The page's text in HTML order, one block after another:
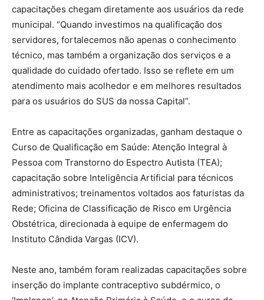
capacitações chegam diretamente aos usuários da rede
municipal. “Quando investimos na qualificação dos
servidores, fortalecemos não apenas o conhecimento
técnico, mas também a organização dos serviços e a
qualidade do cuidado ofertado. Isso se reflete em um
atendimento mais acolhedor e em melhores resultados
para os usuários do SUS da nossa Capital”.
Entre as capacitações organizadas, ganham destaque o
Curso de Qualificação em Saúde: Atenção Integral à
Pessoa com Transtorno do Espectro Autista (TEA);
capacitação sobre Inteligência Artificial para técnicos
administrativos; treinamentos voltados aos faturistas da
Rede; Oficina de Classificação de Risco em Urgência
Obstétrica, direcionada à equipe de enfermagem do
Instituto Cândida Vargas (ICV).
Neste ano, também foram realizadas capacitações sobre
inserção do implante contraceptivo subdérmico, o